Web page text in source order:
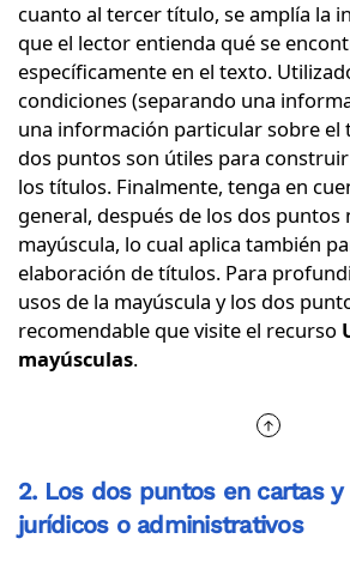
cuanto al tercer título, se amplía la
que el lector entienda qué se
específicamente en el texto.
condiciones (separando una
una información particular sobre el
dos puntos son útiles para
los títulos. Finalmente, tenga en
general, después de los dos puntos
mayúscula, lo cual aplica también
elaboración de títulos. Para
usos de la mayúscula y los dos
recomendable que visite el recurso
mayúsculas.
2. Los dos puntos en cartas
jurídicos o administrativos